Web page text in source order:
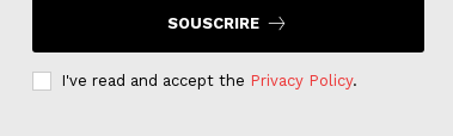
SOUSCRIRE
I've read and accept the Privacy Policy.